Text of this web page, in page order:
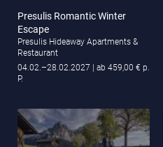
Presulis Romantic Winter
Escape
Presulis Hideaway Apartments &
Restaurant
04.02.–28.02.2027
| ab 459,00 € p.
P.